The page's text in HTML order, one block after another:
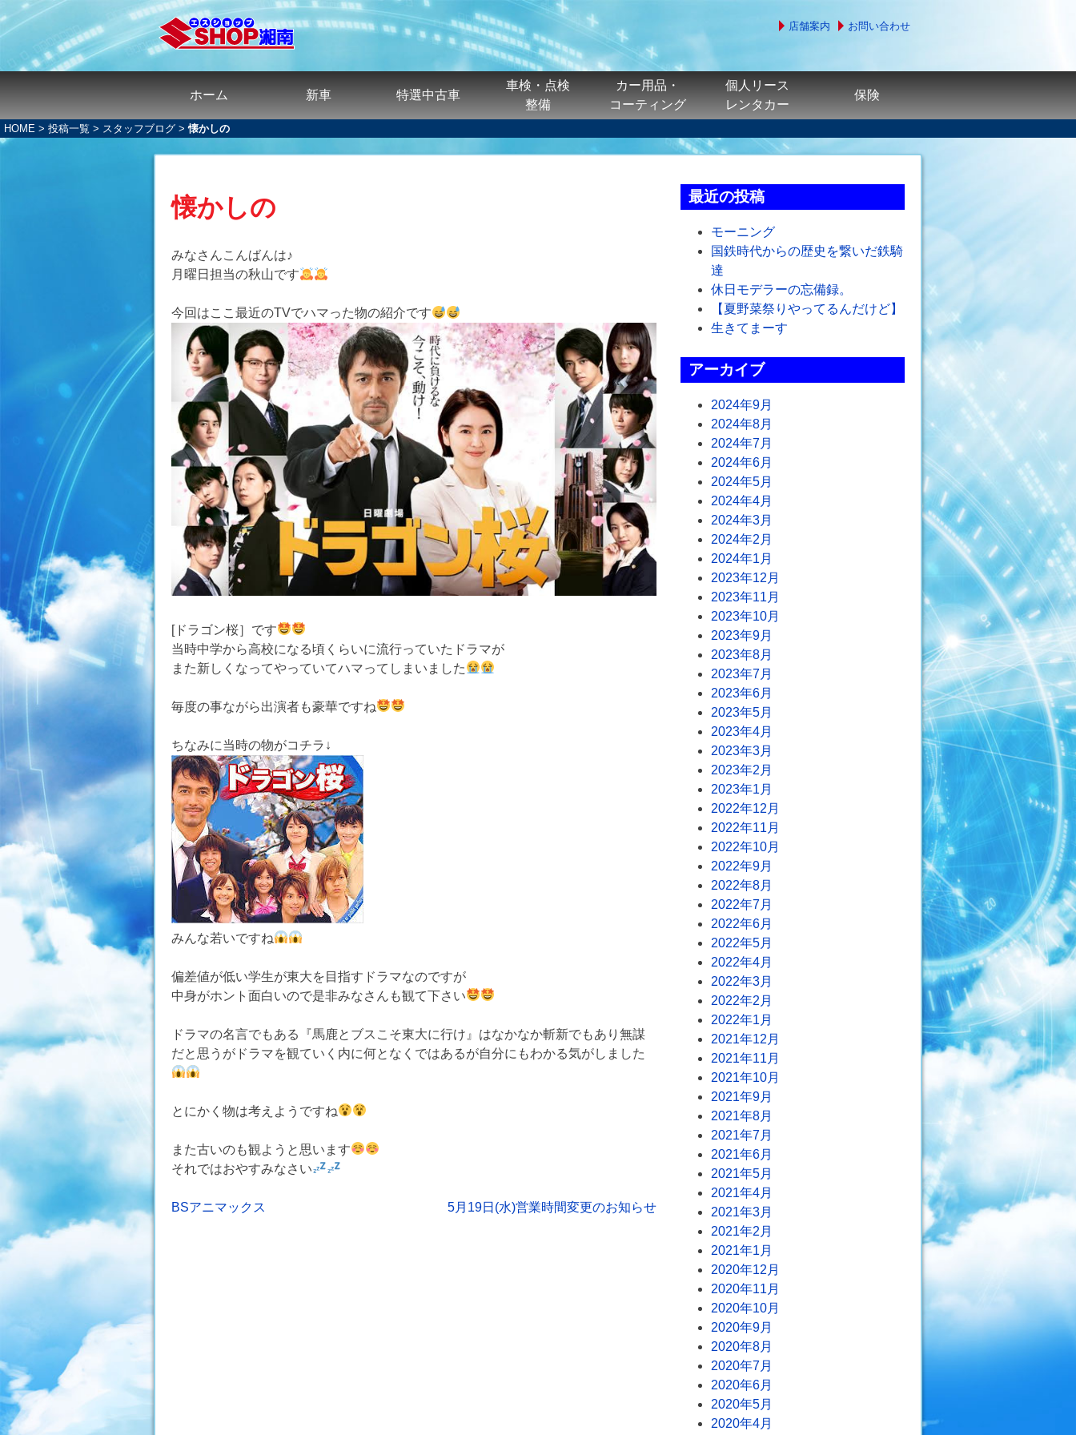
店舗案内 お問い合わせ
ホーム 新車 特選中古車
車検・点検
整備
カー用品・
コーティング
個人リース
レンタカー
保険
HOME > 投稿一覧 > スタッフブログ >懐かしの
懐かしの
みなさんこんばんは♪
月曜日担当の秋山です
今回はここ最近のTVでハマった物の紹介です
[ドラゴン桜］です
当時中学から高校になる頃くらいに流行っていたドラマが
また新しくなってやっていてハマってしまいました
毎度の事ながら出演者も豪華ですね
ちなみに当時の物がコチラ↓
みんな若いですね
偏差値が低い学生が東大を目指すドラマなのですが
中身がホント面白いので是非みなさんも観て下さい
ドラマの名言でもある『馬鹿とブスこそ東大に行け』はなかなか斬新でもあり無謀
だと思うがドラマを観ていく内に何となくではあるが自分にもわかる気がしました
とにかく物は考えようですね
また古いのも観ようと思います
それではおやすみなさい
投
BSアニマックス 5月19日(水)営業時間変更のお知らせ
最近の投稿
モーニング
国鉄時代からの歴史を繋いだ鉄騎
達
休日モデラーの忘備録。
【夏野菜祭りやってるんだけど】
生きてまーす
アーカイブ
2024年9月
2024年8月
2024年7月
2024年6月
2024年5月
2024年4月
2024年3月
2024年2月
2024年1月
2023年12月
2023年11月
2023年10月
2023年9月
2023年8月
2023年7月
2023年6月
2023年5月
2023年4月
2023年3月
2023年2月
2023年1月
2022年12月
2022年11月
2022年10月
2022年9月
2022年8月
2022年7月
2022年6月
2022年5月
2022年4月
2022年3月
2022年2月
2022年1月
2021年12月
2021年11月
2021年10月
2021年9月
2021年8月
2021年7月
2021年6月
2021年5月
2021年4月
2021年3月
2021年2月
2021年1月
2020年12月
2020年11月
2020年10月
2020年9月
2020年8月
2020年7月
2020年6月
2020年5月
2020年4月